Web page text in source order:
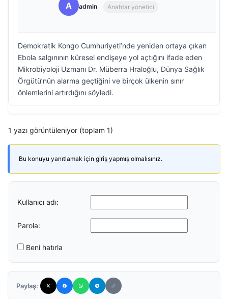
A admin Anahtar yönetici
Demokratik Kongo Cumhuriyeti’nde yeniden ortaya çıkan
Ebola salgınının küresel endişeye yol açtığını ifade eden
Mikrobiyoloji Uzmanı Dr. Müberra Hraloğlu, Dünya Sağlık
Örgütü’nün alarma geçtiğini ve birçok ülkenin sınır
önlemlerini artırdığını söyledi.
1 yazı görüntüleniyor (toplam 1)
Bu konuyu yanıtlamak için giriş yapmış olmalısınız.
Kullanıcı adı:
Parola:
Beni hatırla
Paylaş: